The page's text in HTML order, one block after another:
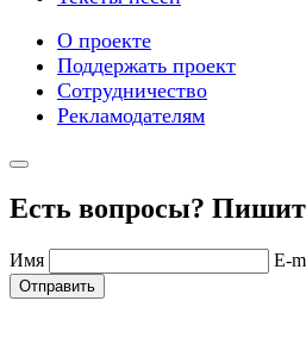
О проекте
Поддержать проект
Сотрудничество
Рекламодателям
Есть вопросы?
Имя E-